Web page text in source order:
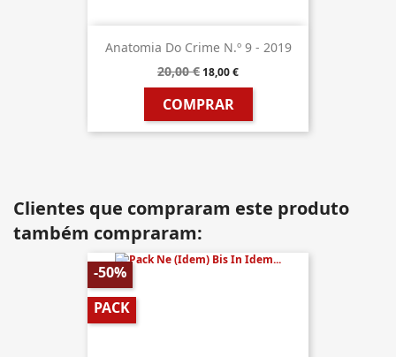
Anatomia Do Crime N.º 9 - 2019
20,00 € 18,00 €
COMPRAR
Clientes que compraram este produto
também compraram:
-50%
PACK